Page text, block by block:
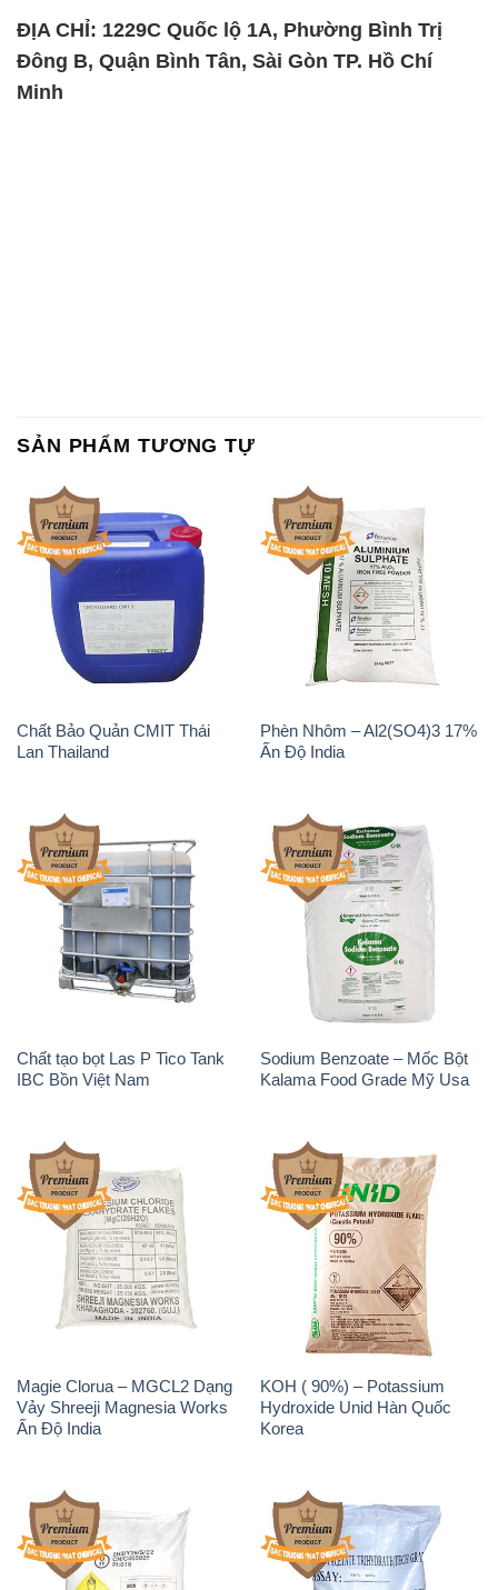
ĐỊA CHỈ: 1229C Quốc lộ 1A, Phường Bình Trị
Đông B, Quận Bình Tân, Sài Gòn TP. Hồ Chí
Minh
SẢN PHẨM TƯƠNG TỰ
Chất Bảo Quản CMIT Thái
Lan Thailand
Phèn Nhôm – Al2(SO4)3 17%
Ấn Độ India
Chất tạo bọt Las P Tico Tank
IBC Bồn Việt Nam
Sodium Benzoate – Mốc Bột
Kalama Food Grade Mỹ Usa
Magie Clorua – MGCL2 Dạng
Vảy Shreeji Magnesia Works
Ấn Độ India
KOH ( 90%) – Potassium
Hydroxide Unid Hàn Quốc
Korea